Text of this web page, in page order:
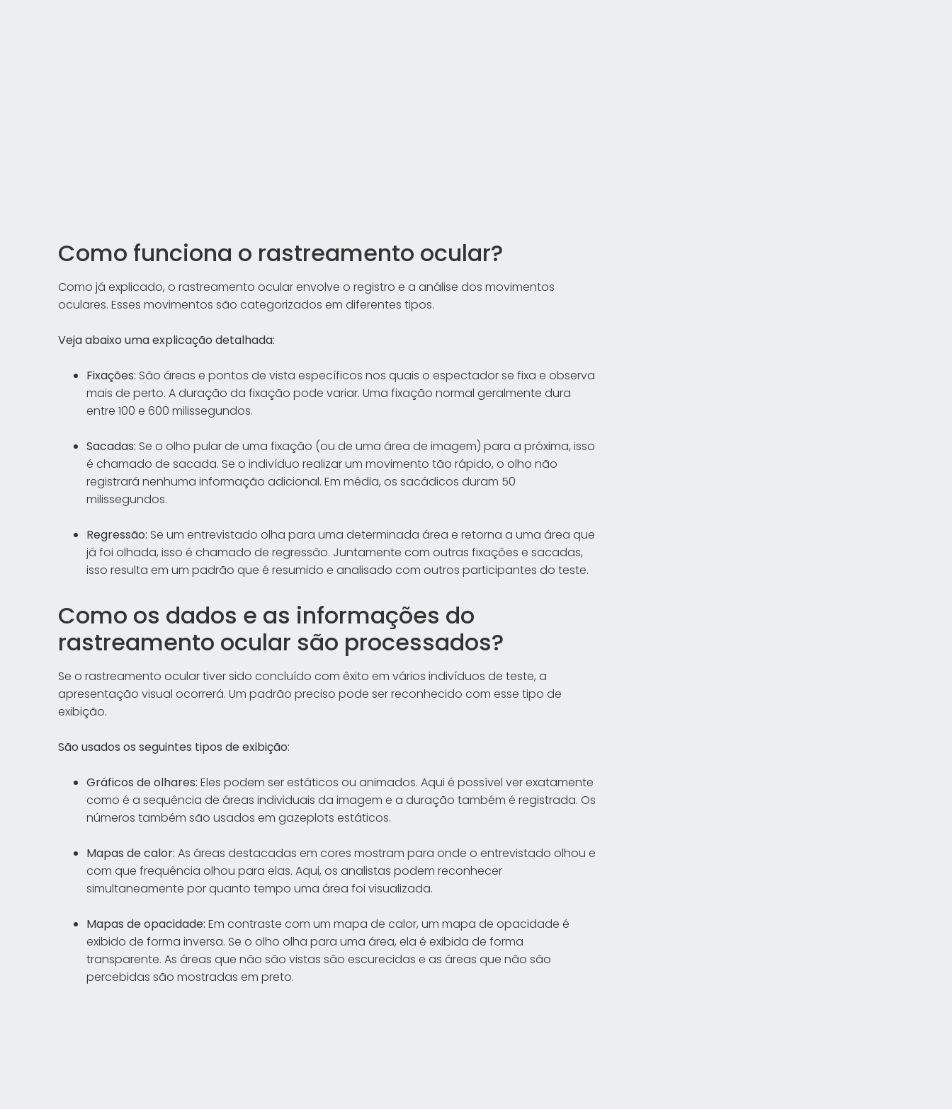
Como funciona o rastreamento ocular?
Como já explicado, o rastreamento ocular envolve o registro e a análise dos movimentos
oculares. Esses movimentos são categorizados em diferentes tipos.
Veja abaixo uma explicação detalhada:
Fixações: São áreas e pontos de vista específicos nos quais o espectador se fixa e observa
mais de perto. A duração da fixação pode variar. Uma fixação normal geralmente dura
entre 100 e 600 milissegundos.
Sacadas: Se o olho pular de uma fixação (ou de uma área de imagem) para a próxima, isso
é chamado de sacada. Se o indivíduo realizar um movimento tão rápido, o olho não
registrará nenhuma informação adicional. Em média, os sacádicos duram 50
milissegundos.
Regressão: Se um entrevistado olha para uma determinada área e retorna a uma área que
já foi olhada, isso é chamado de regressão. Juntamente com outras fixações e sacadas,
isso resulta em um padrão que é resumido e analisado com outros participantes do teste.
Como os dados e as informações do
rastreamento ocular são processados?
Se o rastreamento ocular tiver sido concluído com êxito em vários indivíduos de teste, a
apresentação visual ocorrerá. Um padrão preciso pode ser reconhecido com esse tipo de
exibição.
São usados os seguintes tipos de exibição:
Gráficos de olhares: Eles podem ser estáticos ou animados. Aqui é possível ver exatamente
como é a sequência de áreas individuais da imagem e a duração também é registrada. Os
números também são usados em gazeplots estáticos.
Mapas de calor: As áreas destacadas em cores mostram para onde o entrevistado olhou e
com que frequência olhou para elas. Aqui, os analistas podem reconhecer
simultaneamente por quanto tempo uma área foi visualizada.
Mapas de opacidade: Em contraste com um mapa de calor, um mapa de opacidade é
exibido de forma inversa. Se o olho olha para uma área, ela é exibida de forma
transparente. As áreas que não são vistas são escurecidas e as áreas que não são
percebidas são mostradas em preto.